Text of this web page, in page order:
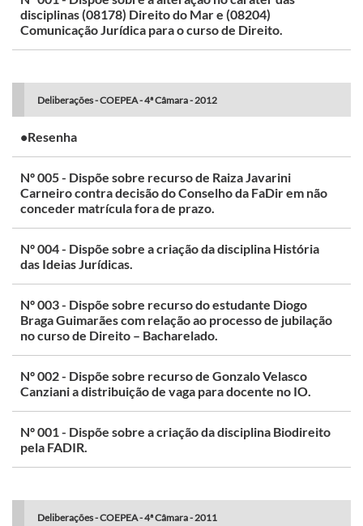
disciplinas (08178) Direito do Mar e (08204)
Comunicação Jurídica para o curso de Direito.
Deliberações - COEPEA - 4ª Câmara - 2012
•Resenha
Nº 005 - Dispõe sobre recurso de Raiza Javarini
Carneiro contra decisão do Conselho da FaDir em não
conceder matrícula fora de prazo.
Nº 004 - Dispõe sobre a criação da disciplina História
das Ideias Jurídicas.
Nº 003 - Dispõe sobre recurso do estudante Diogo
Braga Guimarães com relação ao processo de jubilação
no curso de Direito – Bacharelado.
Nº 002 - Dispõe sobre recurso de Gonzalo Velasco
Canziani a distribuição de vaga para docente no IO.
Nº 001 - Dispõe sobre a criação da disciplina Biodireito
pela FADIR.
Deliberações - COEPEA - 4ª Câmara - 2011